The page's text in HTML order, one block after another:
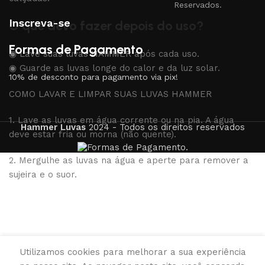
O que devo fazer depois do uso?
◉ Lave suas luvas HAMMER após cada uso.
◉ Guarde as luvas longe do calor e da luz solar.
COMO LAVAR E LIMPAR SUAS LUVAS HAMMER
1. Lave as luvas em água corrente ou na pia. A água
deve estar fria ou morna (não quente).
2. Mergulhe as luvas na água e aperte para remover a
sujeira e o suor.
apenas sabão neutro.
Reservados.
Inscreva-se
Formas de Pagamento
10% de desconto para pagamento via pix!
Hammer Luvas 2024 - Todos os direitos reservados
Utilizamos cookies para melhorar a sua experiência